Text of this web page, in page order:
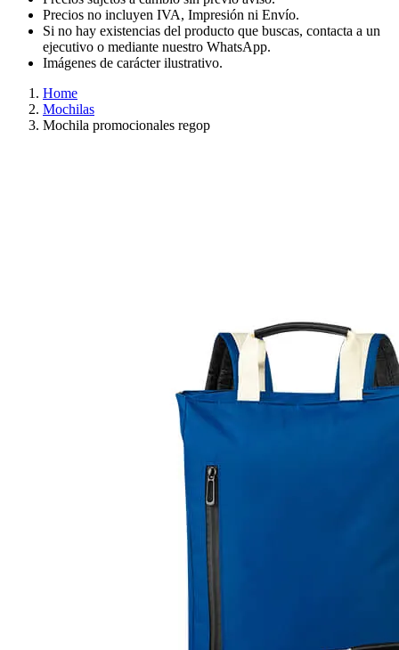
Precios no incluyen IVA, Impresión ni Envío.
Si no hay existencias del producto que buscas, contacta a un
ejecutivo o mediante nuestro WhatsApp.
Imágenes de carácter ilustrativo.
Home
Mochilas
Mochila promocionales regop